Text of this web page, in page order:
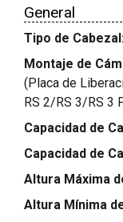
General
Tipo de
Montaje de
(Placa de
RS 2/RS 3/RS 3
Capacidad de
Capacidad de
Altura Máxima
Altura Mínima